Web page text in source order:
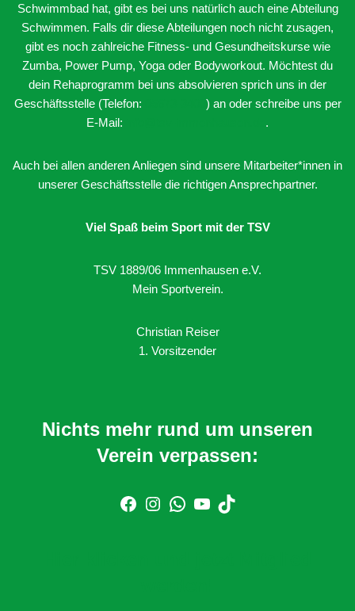
Schwimmbad hat, gibt es bei uns natürlich auch eine Abteilung
Schwimmen. Falls dir diese Abteilungen noch nicht zusagen,
gibt es noch zahlreiche Fitness- und Gesundheitskurse wie
Zumba, Power Pump, Yoga oder Bodyworkout. Möchtest du
dein Rehaprogramm bei uns absolvieren sprich uns in der
Geschäftsstelle (Telefon:
) an oder schreibe uns per
E-Mail:
.
Auch bei allen anderen Anliegen sind unsere Mitarbeiter*innen in
unserer Geschäftsstelle die richtigen Ansprechpartner.
Viel Spaß beim Sport mit der TSV
TSV 1889/06 Immenhausen e.V.
Mein Sportverein.
Christian Reiser
1. Vorsitzender
Nichts mehr rund um unseren
Verein verpassen: